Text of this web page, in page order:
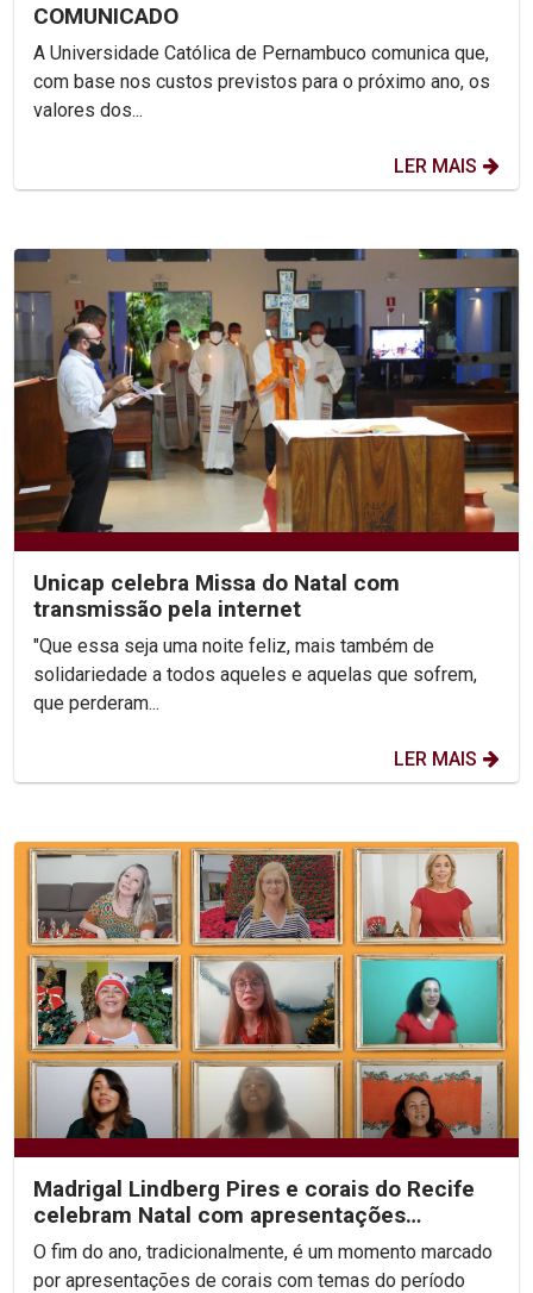
COMUNICADO
A Universidade Católica de Pernambuco comunica que,
com base nos custos previstos para o próximo ano, os
valores dos...
LER MAIS
Unicap celebra Missa do Natal com
transmissão pela internet
"Que essa seja uma noite feliz, mais também de
solidariedade a todos aqueles e aquelas que sofrem,
que perderam...
LER MAIS
Madrigal Lindberg Pires e corais do Recife
celebram Natal com apresentações
especiais; confira os...
O fim do ano, tradicionalmente, é um momento marcado
por apresentações de corais com temas do período